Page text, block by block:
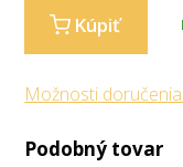
Kúpiť
Možnosti
Podobný tovar